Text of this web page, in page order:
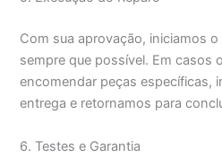
Com sua aprovação, iniciamos
sempre que possível. Em casos
encomendar peças específicas,
entrega e retornamos para
6. Testes e Garantia